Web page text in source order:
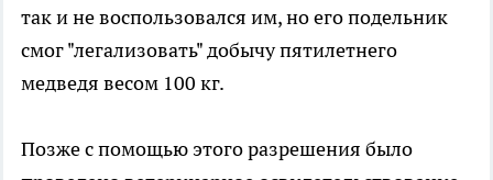
так и не воспользовался им, но его подельник
смог "легализовать" добычу пятилетнего
медведя весом 100 кг.
Позже с помощью этого разрешения было